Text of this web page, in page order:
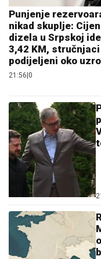
Punjenje
nikad skuplje:
dizela u Srpskoj
3,42 KM, stručnjaci
podijeljeni oko
21:56 0